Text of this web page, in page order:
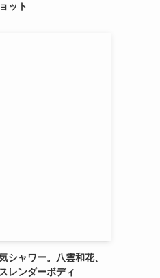
ット
シャワー。八雲和花、
レンダーボディ